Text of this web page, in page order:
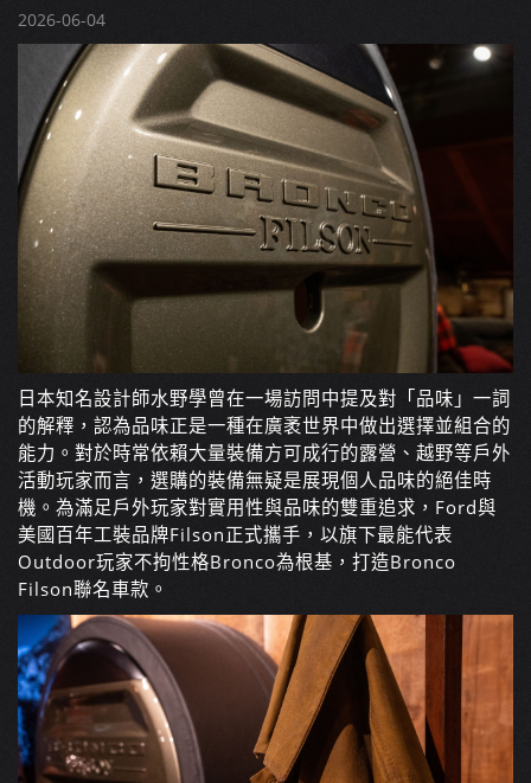
2026-06-04
日本知名設計師水野學曾在一場訪問中提及對「品味」一詞
的解釋，認為品味正是一種在廣袤世界中做出選擇並組合的
能力。對於時常依賴大量裝備方可成行的露營、越野等戶外
活動玩家而言，選購的裝備無疑是展現個人品味的絕佳時
機。為滿足戶外玩家對實用性與品味的雙重追求，Ford與
美國百年工裝品牌Filson正式攜手，以旗下最能代表
Outdoor玩家不拘性格Bronco為根基，打造Bronco
Filson聯名車款。